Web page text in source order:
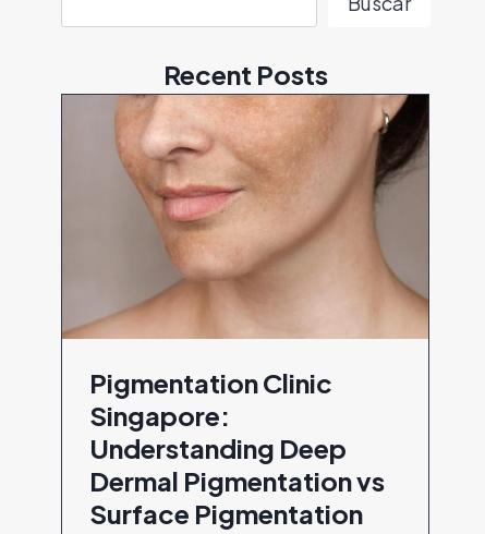
Recent Posts
Pigmentation Clinic
Singapore:
Understanding Deep
Dermal Pigmentation vs
Surface Pigmentation